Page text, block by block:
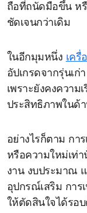
ถือที่ถนัดมือขึ้น ห
ชัดเจนกว่าเดิม
ในอีกมุมหนึ่ง เครื่
อัปเกรดจากรุ่นเก่
เพราะยังคงความ
ประสิทธิภาพในด้
อย่างไรก็ตาม กา
หรือความใหม่เท่
งาน งบประมาณ
อุปกรณ์เสริม การ
ให้ตัดสินใจได้รอ